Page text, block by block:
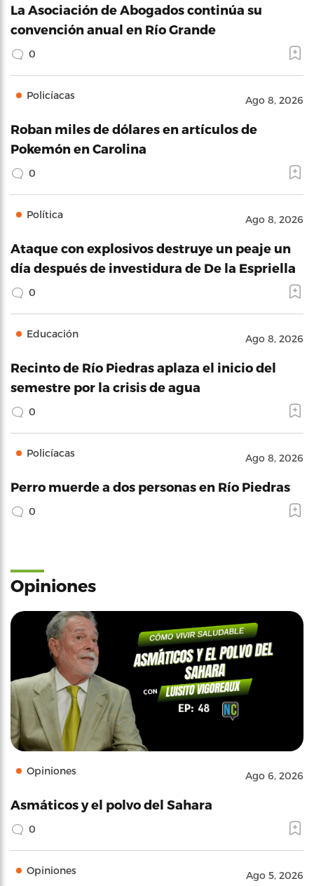
La Asociación de Abogados continúa su
convención anual en Río Grande
0
Policíacas Ago 8, 2026
Roban miles de dólares en artículos de
Pokemón en Carolina
0
Política Ago 8, 2026
Ataque con explosivos destruye un peaje un
día después de investidura de De la Espriella
0
Educación Ago 8, 2026
Recinto de Río Piedras aplaza el inicio del
semestre por la crisis de agua
0
Policíacas Ago 8, 2026
Perro muerde a dos personas en Río Piedras
0
Opiniones
Opiniones Ago 6, 2026
Asmáticos y el polvo del Sahara
0
Opiniones Ago 5, 2026